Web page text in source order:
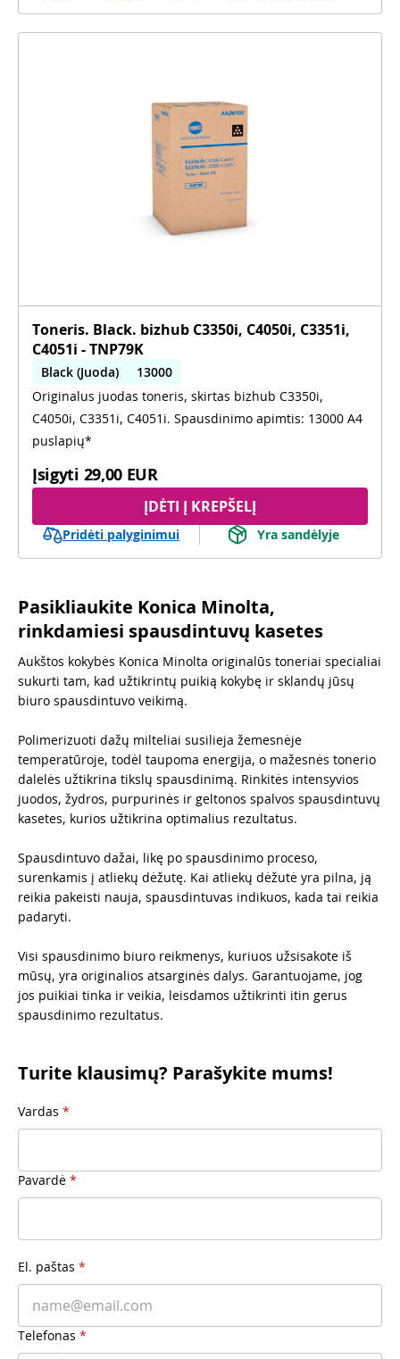
Toneris. Black. bizhub C3350i, C4050i, C3351i,
C4051i - TNP79K
Black (Juoda)
13000
C3350i, C4050i, C3351i, C4051i
Originalus juodas toneris, skirtas bizhub C3350i,
C4050i, C3351i, C4051i. Spausdinimo apimtis: 13000 A4
puslapių*
Įsigyti 29,00 EUR
ĮDĖTI Į KREPŠELĮ
Pridėti palyginimui Yra sandėlyje
Pasikliaukite Konica Minolta,
rinkdamiesi spausdintuvų kasetes
Aukštos kokybės Konica Minolta originalūs toneriai specialiai
sukurti tam, kad užtikrintų puikią kokybę ir sklandų jūsų
biuro spausdintuvo veikimą.
Polimerizuoti dažų milteliai susilieja žemesnėje
temperatūroje, todėl taupoma energija, o mažesnės tonerio
dalelės užtikrina tikslų spausdinimą. Rinkitės intensyvios
juodos, žydros, purpurinės ir geltonos spalvos spausdintuvų
kasetes, kurios užtikrina optimalius rezultatus.
Spausdintuvo dažai, likę po spausdinimo proceso,
surenkamis į atliekų dėžutę. Kai atliekų dėžutė yra pilna, ją
reikia pakeisti nauja, spausdintuvas indikuos, kada tai reikia
padaryti.
Visi spausdinimo biuro reikmenys, kuriuos užsisakote iš
mūsų, yra originalios atsarginės dalys. Garantuojame, jog
jos puikiai tinka ir veikia, leisdamos užtikrinti itin gerus
spausdinimo rezultatus.
Turite klausimų? Parašykite mums!
Vardas *
Pavardė *
El. paštas *
Telefonas *